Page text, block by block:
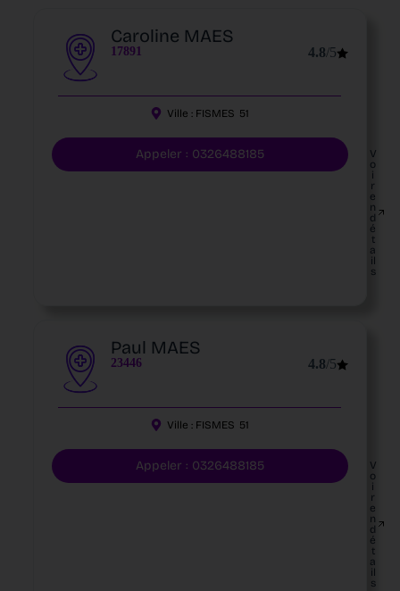
Caroline MAES
17891 4.8/5
Ville : FISMES 51
Appeler : 0326488185
V
o
i
r
e
n
d
é
t
a
il
s
Paul MAES
23446 4.8/5
Ville : FISMES 51
Appeler : 0326488185
V
o
i
r
e
n
d
é
t
a
il
s